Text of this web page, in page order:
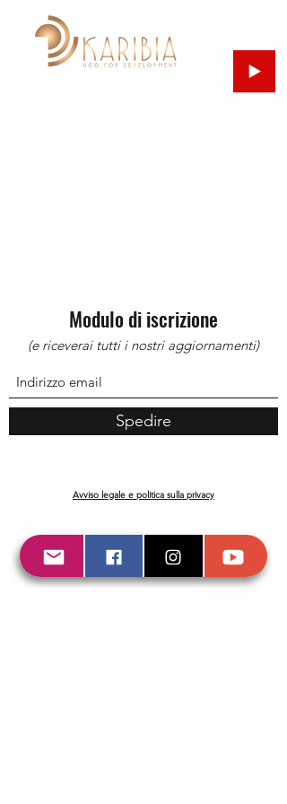
Modulo di iscrizione
(e riceverai tutti i nostri aggiornamenti)
Spedire
Avviso legale e politica sulla privacy